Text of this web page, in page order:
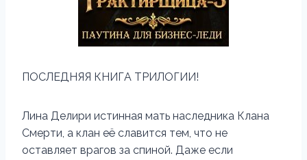
ПОСЛЕДНЯЯ КНИГА ТРИЛОГИИ!
Лина Делири истинная мать наследника Клана
Смерти, а клан её славится тем, что не
оставляет врагов за спиной. Даже если